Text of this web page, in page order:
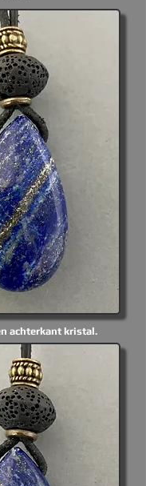
achterkant kristal.